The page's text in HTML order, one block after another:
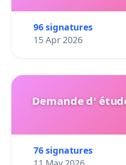
96 signatures
15 Apr 2026
Demande d'
76 signatures